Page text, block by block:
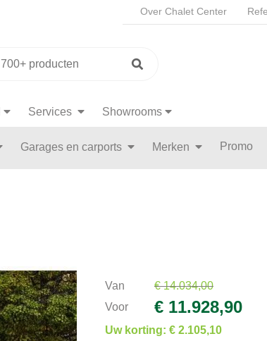
Over Chalet Center
Services Showrooms
Garages en carports Merken Promo
Van
€ 14.034,00
Voor
€ 11.928,90
Uw korting: € 2.105,10